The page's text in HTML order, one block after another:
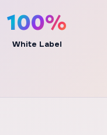
100%
White Label